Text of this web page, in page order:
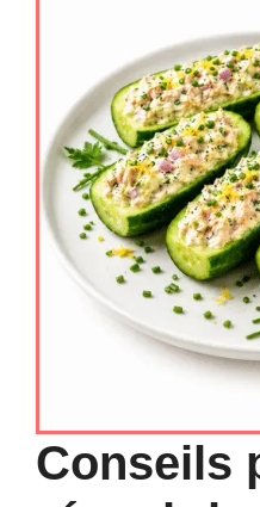
Conseils